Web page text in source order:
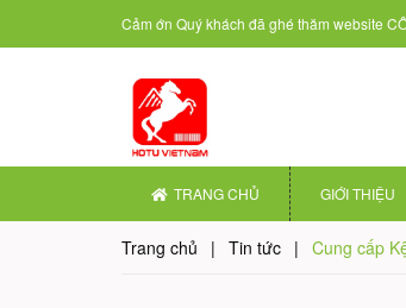
Cảm ớn Quý khách đã ghé thăm website
TRANG CHỦ GIỚI THIỆU
Trang chủ | Tin tức | Cung cấp